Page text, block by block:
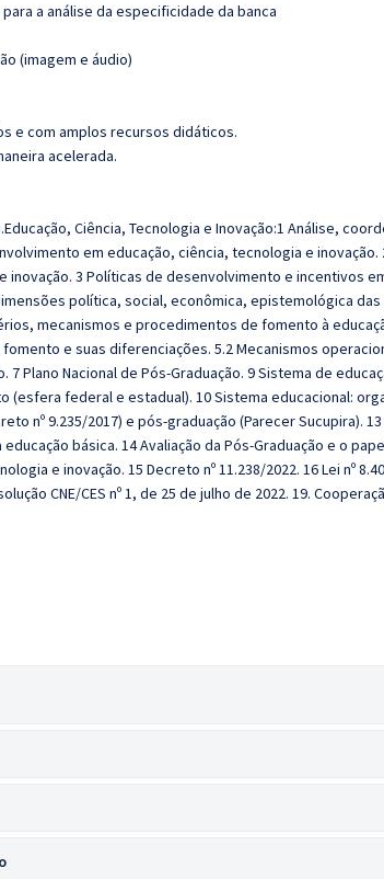
a análise da especificidade da banca
(imagem e áudio)
e com amplos recursos didáticos.
acelerada.
Ciência, Tecnologia e Inovação:1 Análise,
em educação, ciência, tecnologia e inovação.
3 Políticas de desenvolvimento e incentivos
política, social, econômica, epistemológica
mecanismos e procedimentos de fomento à
e suas diferenciações. 5.2 Mecanismos
Plano Nacional de Pós-Graduação. 9 Sistema de
(esfera federal e estadual). 10 Sistema educacional:
nº 9.235/2017) e pós-graduação (Parecer Sucupira). 13
básica. 14 Avaliação da Pós-Graduação e o
e inovação. 15 Decreto nº 11.238/2022. 16 Lei nº
CNE/CES nº 1, de 25 de julho de 2022. 19.